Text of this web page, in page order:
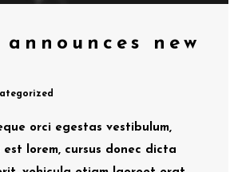
announces new
orci egestas vestibulum,
est lorem, cursus donec dicta